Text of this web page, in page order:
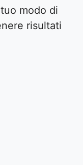
modo di
risultati